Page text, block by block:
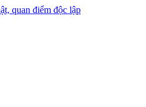
quan điểm độc lập